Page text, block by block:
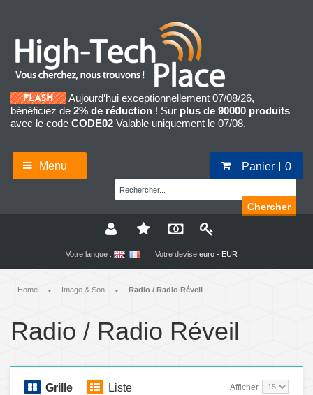
Aujourd’hui exceptionnellement 07/08/26,
bénéficiez de 2% de réduction ! Sur plus de 90000 produits
avec le code CODE02 Valable uniquement le 07/08.
Menu Panier 0
Chercher
Votre langue : Votre devise euro - EUR
Home • Image & Son • Radio / Radio Réveil
Radio / Radio Réveil
Grille Liste Afficher